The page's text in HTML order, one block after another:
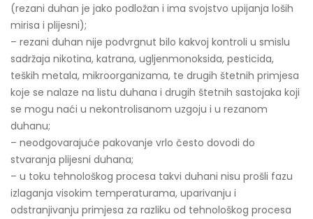
(rezani duhan je jako podložan i ima svojstvo upijanja loših
mirisa i plijesni);
– rezani duhan nije podvrgnut bilo kakvoj kontroli u smislu
sadržaja nikotina, katrana, ugljenmonoksida, pesticida,
teških metala, mikroorganizama, te drugih štetnih primjesa
koje se nalaze na listu duhana i drugih štetnih sastojaka koji
se mogu naći u nekontrolisanom uzgoju i u rezanom
duhanu;
– neodgovarajuće pakovanje vrlo često dovodi do
stvaranja plijesni duhana;
– u toku tehnološkog procesa takvi duhani nisu prošli fazu
izlaganja visokim temperaturama, uparivanju i
odstranjivanju primjesa za razliku od tehnološkog procesa